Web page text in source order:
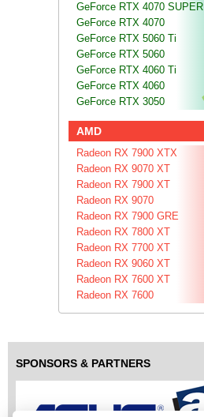
GeForce RTX 4070 SUPER
GeForce RTX 4070
GeForce RTX 5060 Ti
GeForce RTX 5060
GeForce RTX 4060 Ti
GeForce RTX 4060
GeForce RTX 3050
AMD
Radeon RX 7900 XTX
Radeon RX 9070 XT
Radeon RX 7900 XT
Radeon RX 9070
Radeon RX 7900 GRE
Radeon RX 7800 XT
Radeon RX 7700 XT
Radeon RX 9060 XT
Radeon RX 7600 XT
Radeon RX 7600
SPONSORS & PARTNERS